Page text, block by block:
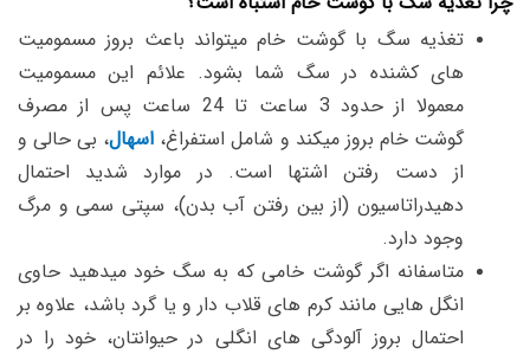
تغذیه سگ با گوشت خام میتواند باعث بروز مسمومیت
های کشنده در سگ شما بشود. علائم این مسمومیت
معمولا از حدود 3 ساعت تا 24 ساعت پس از مصرف
گوشت خام بروز میکند و شامل استفراغ، اسهال، بی حالی و
از دست رفتن اشتها است. در موارد شدید احتمال
دهیدراتاسیون (از بین رفتن آب بدن)، سپتی سمی و مرگ
وجود دارد.
متاسفانه اگر گوشت خامی که به سگ خود میدهید حاوی
انگل هایی مانند کرم های قلاب دار و یا گرد باشد، علاوه بر
احتمال بروز آلودگی های انگلی در حیوانتان، خود را در